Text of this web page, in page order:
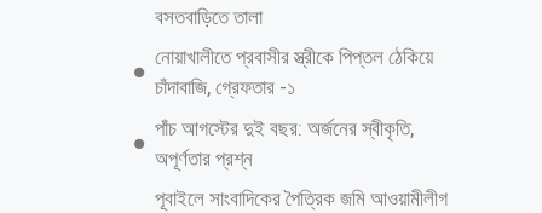
বসতবাড়িতে তালা
নোয়াখালীতে প্রবাসীর স্ত্রীকে পিপ্তল ঠেকিয়ে
চাঁদাবাজি, গ্রেফতার -১
পাঁচ আগস্টের দুই বছর: অর্জনের স্বীকৃতি,
অপূর্ণতার প্রশ্ন
পূবাইলে সাংবাদিকের পৈত্রিক জমি আওয়ামীলীগ